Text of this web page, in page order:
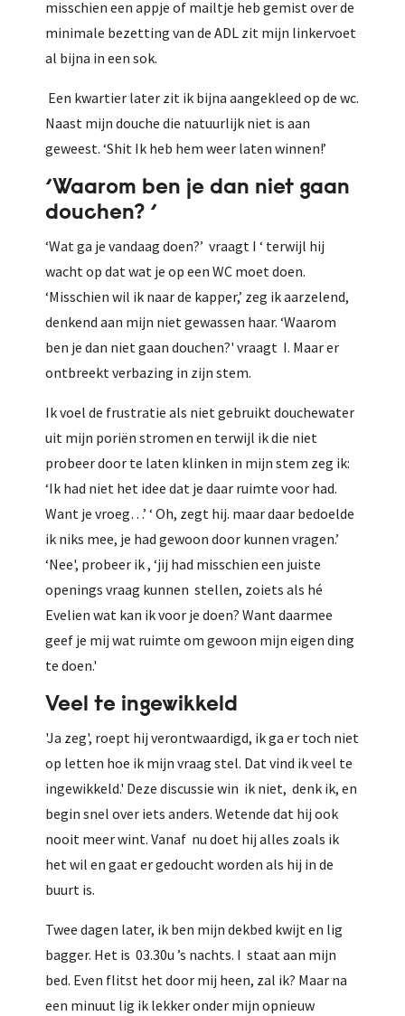
misschien een appje of mailtje heb gemist over de
minimale bezetting van de ADL zit mijn linkervoet
al bijna in een sok.
Een kwartier later zit ik bijna aangekleed op de wc.
Naast mijn douche die natuurlijk niet is aan
geweest. ‘Shit Ik heb hem weer laten winnen!’
‘Waarom ben je dan niet gaan
douchen? ‘
‘Wat ga je vandaag doen?’ vraagt I ‘ terwijl hij
wacht op dat wat je op een WC moet doen.
‘Misschien wil ik naar de kapper,’ zeg ik aarzelend,
denkend aan mijn niet gewassen haar. ‘Waarom
ben je dan niet gaan douchen?' vraagt I. Maar er
ontbreekt verbazing in zijn stem.
Ik voel de frustratie als niet gebruikt douchewater
uit mijn poriën stromen en terwijl ik die niet
probeer door te laten klinken in mijn stem zeg ik:
‘Ik had niet het idee dat je daar ruimte voor had.
Want je vroeg…’ ‘ Oh, zegt hij. maar daar bedoelde
ik niks mee, je had gewoon door kunnen vragen.’
‘Nee', probeer ik , ‘jij had misschien een juiste
openings vraag kunnen stellen, zoiets als hé
Evelien wat kan ik voor je doen? Want daarmee
geef je mij wat ruimte om gewoon mijn eigen ding
te doen.'
Veel te ingewikkeld
'Ja zeg', roept hij verontwaardigd, ik ga er toch niet
op letten hoe ik mijn vraag stel. Dat vind ik veel te
ingewikkeld.' Deze discussie win ik niet, denk ik, en
begin snel over iets anders. Wetende dat hij ook
nooit meer wint. Vanaf nu doet hij alles zoals ik
het wil en gaat er gedoucht worden als hij in de
buurt is.
Twee dagen later, ik ben mijn dekbed kwijt en lig
bagger. Het is 03.30u ’s nachts. I staat aan mijn
bed. Even flitst het door mij heen, zal ik? Maar na
een minuut lig ik lekker onder mijn opnieuw